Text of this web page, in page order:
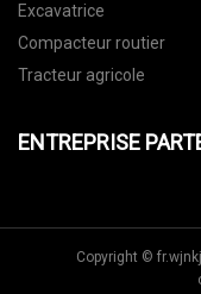
Excavatrice
Compacteur routier
Tracteur agricole
ENTREPRISE
Copyright ©